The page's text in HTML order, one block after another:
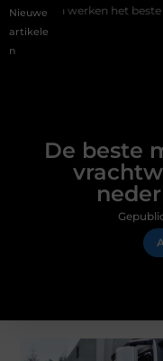
Nieuwe
artikele
n
het beste voor
De beste